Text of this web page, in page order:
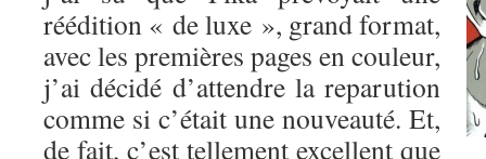
réédition « de luxe », grand format,
avec les premières pages en couleur,
j’ai décidé d’attendre la reparution
comme si c’était une nouveauté. Et,
de fait, c’est tellement excellent que